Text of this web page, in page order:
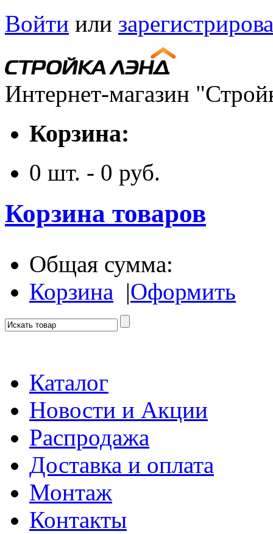
Войти или
Интернет-магазин
Корзина:
0 шт. - 0 руб.
Корзина товаров
Общая сумма:
Корзина |Оформить
Каталог
Новости и Акции
Распродажа
Доставка и оплата
Монтаж
Контакты